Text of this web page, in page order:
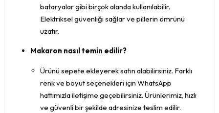
bataryalar gibi birçok alanda kullanılabilir.
Elektriksel güvenliği sağlar ve pillerin ömrünü
uzatır.
Makaron nasıl temin edilir?
Ürünü sepete ekleyerek satın alabilirsiniz. Farklı
renk ve boyut seçenekleri için WhatsApp
hattımızla iletişime geçebilirsiniz. Ürünlerimiz, hızlı
ve güvenli bir şekilde adresinize teslim edilir.